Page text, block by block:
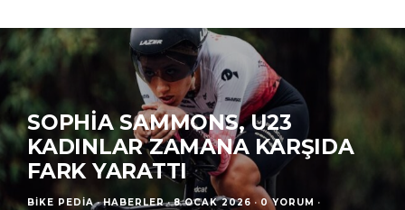
SOPHIA SAMMONS, U23
KADINLAR ZAMANA KARŞIDA
FARK YARATTI
BIKE PEDIA · HABERLER · 8 OCAK 2026 · 0 YORUM ·